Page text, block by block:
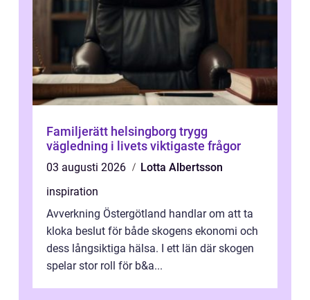
Familjerätt helsingborg trygg
vägledning i livets viktigaste frågor
03 augusti 2026
Lotta Albertsson
inspiration
Avverkning Östergötland handlar om att ta
kloka beslut för både skogens ekonomi och
dess långsiktiga hälsa. I ett län där skogen
spelar stor roll för b&a...